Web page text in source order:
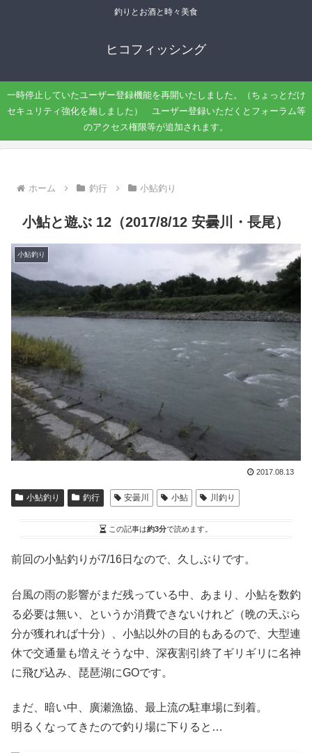
釣りとお酒と時々美食
ヒコフィッシング
一時停止していたユーザー登録機能を再開いたしました。（ちょっとだけ
セキュリティ強化を施しました） ユーザー登録いただくとフォーラム等
のアクセス権限等が追加されます。
ホーム 釣行 小鮎釣り
小鮎と遊ぶ 12（2017/8/12 安曇川・長尾）
小鮎釣り
2017.08.13
小鮎釣り 釣行 安曇川 小鮎 川釣り
この記事は約3分で読めます。
前回の小鮎釣りが7/16日なので、久しぶりです。
台風の雨の影響がまだ残っている中、あまり、小鮎を数釣
る必要は無い、というか消費できないけれど（晩の天ぷら
分が獲れれば十分）、小鮎以外の目的もあるので、大型連
休で交通量も増えそうな中、深夜割引終了ギリギリに名神
に飛び込み、琵琶湖にGOです。
まだ、暗い中、廣瀬漁協、最上流の駐車場に到着。
明るくなってきたので釣り場に下りると…